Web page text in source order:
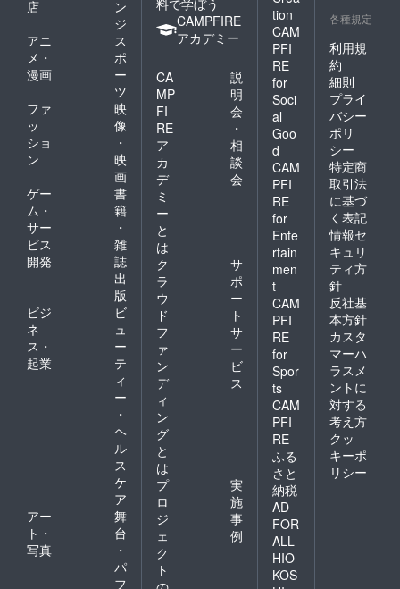
店
ン
ジ
アニ
メ・
漫画
ス
ポ
ー
ツ
ファ
ッ
ショ
ン
映
像
・
映
画
ゲー
ム・
サー
ビス
開発
書
籍
・
雑
誌
出
版
ビジ
ネ
ス・
起業
ビ
ュ
ー
テ
ィ
ー
・
ヘ
ル
ス
ケ
ア
アー
ト・
写真
舞
台
・
パ
フ
CAMPFIRE
アカデミー
CA
MP
FI
RE
ア
カ
デ
ミ
ー
と
は
説
明
会
・
相
談
会
ク
ラ
ウ
ド
フ
ァ
ン
デ
ィ
ン
グ
と
は
サ
ポ
ー
ト
サ
ー
ビ
ス
プ
ロ
ジ
ェ
ク
ト
実
施
事
例
tion
CAM
PFI
RE
for
Soci
al
Goo
d
CAM
PFI
RE
for
Ente
rtain
men
t
CAM
PFI
RE
for
Spor
ts
CAM
PFI
RE
ふる
さと
納税
AD
FOR
ALL
HIO
KOS
各種規定
利用規
約
細則
プライ
バシー
ポリ
シー
特定商
取引法
に基づ
く表記
情報セ
キュリ
ティ方
針
反社基
本方針
カスタ
マーハ
ラスメ
ントに
対する
考え方
クッ
キーポ
リシー